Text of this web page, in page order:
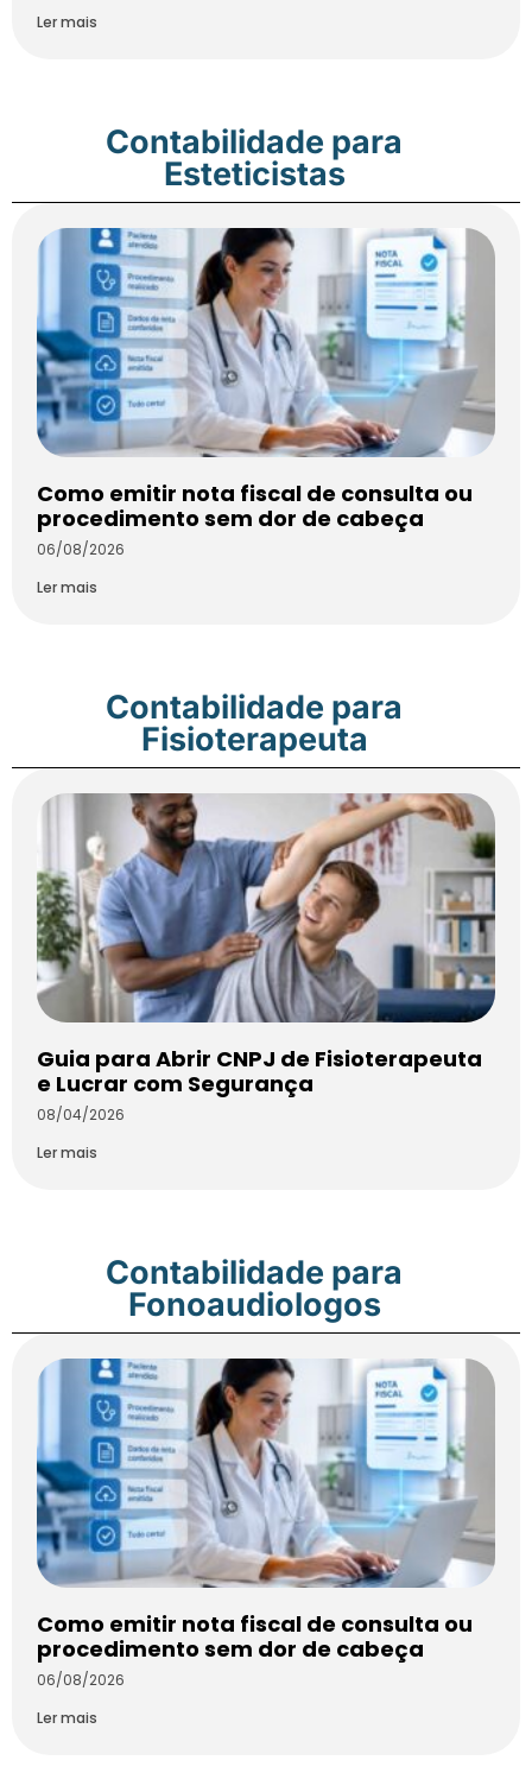
Ler mais
Contabilidade para
Esteticistas
Como emitir nota fiscal de consulta ou
procedimento sem dor de cabeça
06/08/2026
Ler mais
Contabilidade para
Fisioterapeuta
Guia para Abrir CNPJ de Fisioterapeuta
e Lucrar com Segurança
08/04/2026
Ler mais
Contabilidade para
Fonoaudiologos
Como emitir nota fiscal de consulta ou
procedimento sem dor de cabeça
06/08/2026
Ler mais